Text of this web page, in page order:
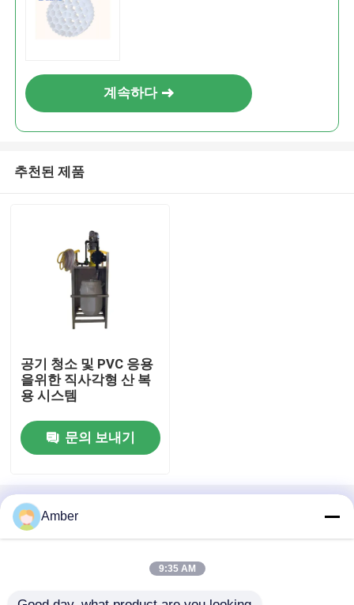
집
비디오
계속하다
추천된 제품
공기 청소 및 PVC 응용
을위한 직사각형 산 복
용 시스템
문의 보내기
Amber
9:35 AM